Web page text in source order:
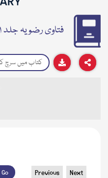
فتاوی رضویہ جلد ۱۱
Go Previous Next